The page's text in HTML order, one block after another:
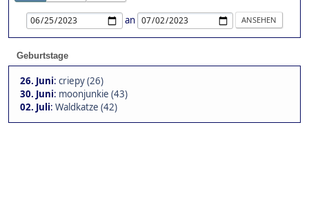
an
Geburtstage
26. Juni: criepy (26)
30. Juni: moonjunkie (43)
02. Juli: Waldkatze (42)